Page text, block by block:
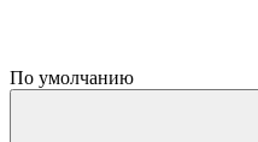
По умолчанию